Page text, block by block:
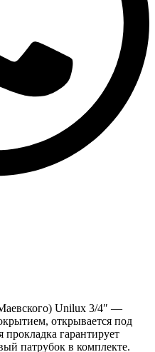
Unilux 3/4″ —
открывается под
гарантирует
патрубок в комплекте.